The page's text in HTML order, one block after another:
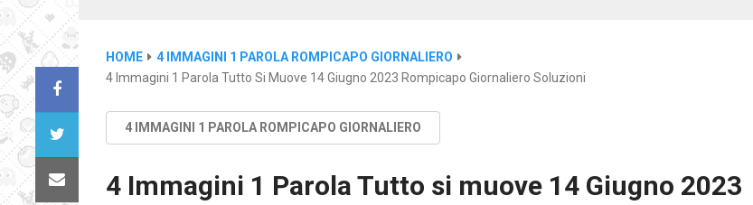
HOME
4 IMMAGINI 1 PAROLA ROMPICAPO GIORNALIERO
4 Immagini 1 Parola Tutto Si Muove 14 Giugno 2023 Rompicapo Giornaliero Soluzioni
4 IMMAGINI 1 PAROLA ROMPICAPO GIORNALIERO
4 Immagini 1 Parola Tutto si muove 14 Giugno 2023